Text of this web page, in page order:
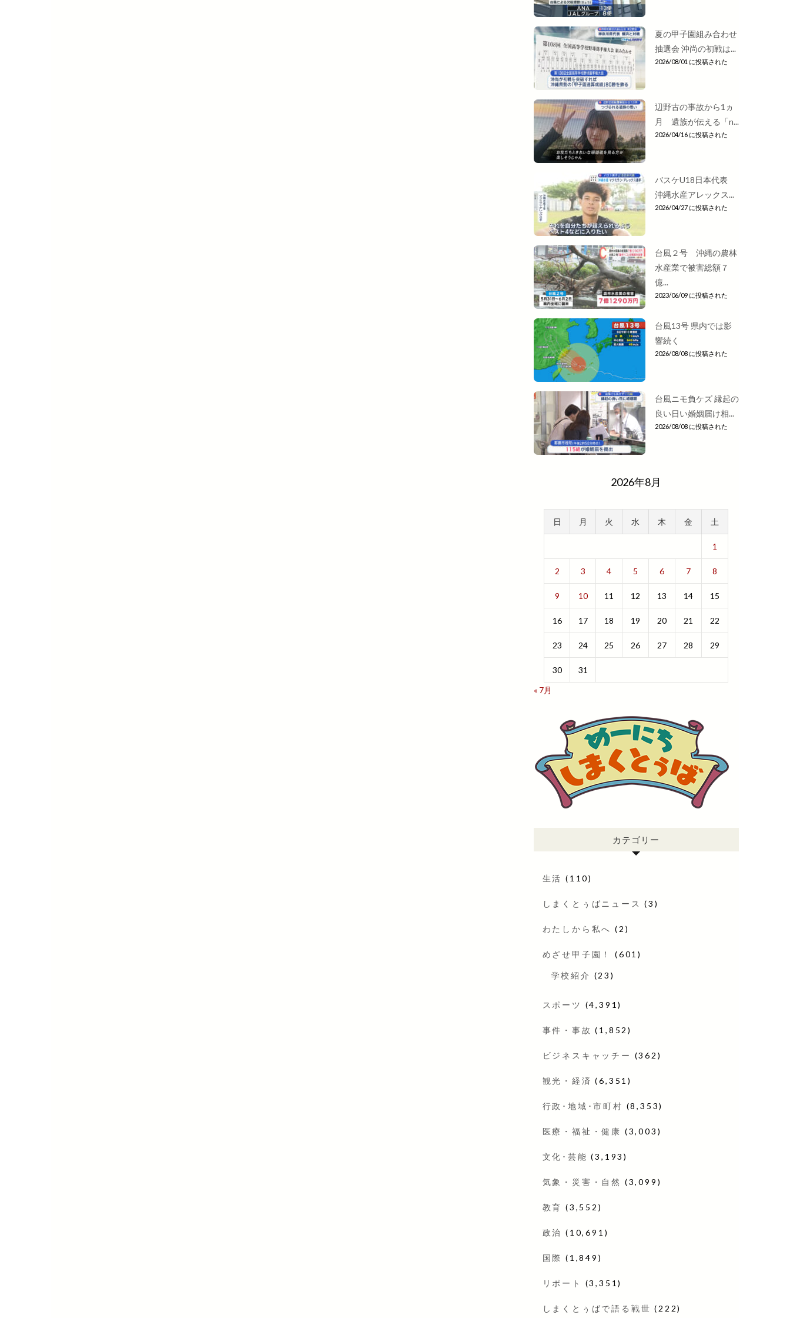
夏の甲子園組み合わせ
抽選会 沖尚の初戦は...
2026/08/01 に投稿された
辺野古の事故から1ヵ
月 遺族が伝える「n...
2026/04/16 に投稿された
バスケU18日本代表
沖縄水産アレックス...
2026/04/27 に投稿された
台風２号 沖縄の農林
水産業で被害総額７
億...
2023/06/09 に投稿された
台風13号 県内では影
響続く
2026/08/08 に投稿された
台風ニモ負ケズ 縁起の
良い日い婚姻届け相...
2026/08/08 に投稿された
2026年8月
日 月 火 水 木 金 土
1
2 3 4 5 6 7 8
9 10 11 12 13 14 15
16 17 18 19 20 21 22
23 24 25 26 27 28 29
30
31
« 7月
カテゴリー
生活 (110)
しまくとぅばニュース (3)
わたしから私へ (2)
めざせ甲子園！ (601)
学校紹介 (23)
スポーツ (4,391)
事件・事故 (1,852)
ビジネスキャッチー (362)
観光・経済 (6,351)
行政･地域･市町村 (8,353)
医療・福祉・健康 (3,003)
文化･芸能 (3,193)
気象・災害・自然 (3,099)
教育 (3,552)
政治 (10,691)
国際 (1,849)
リポート (3,351)
しまくとぅばで語る戦世 (222)